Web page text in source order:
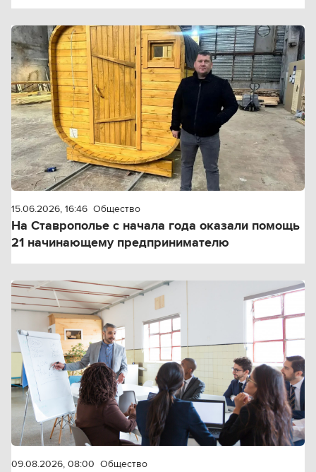
15.06.2026, 16:46 Общество
На Ставрополье с начала года оказали помощь
21 начинающему предпринимателю
09.08.2026, 08:00 Общество